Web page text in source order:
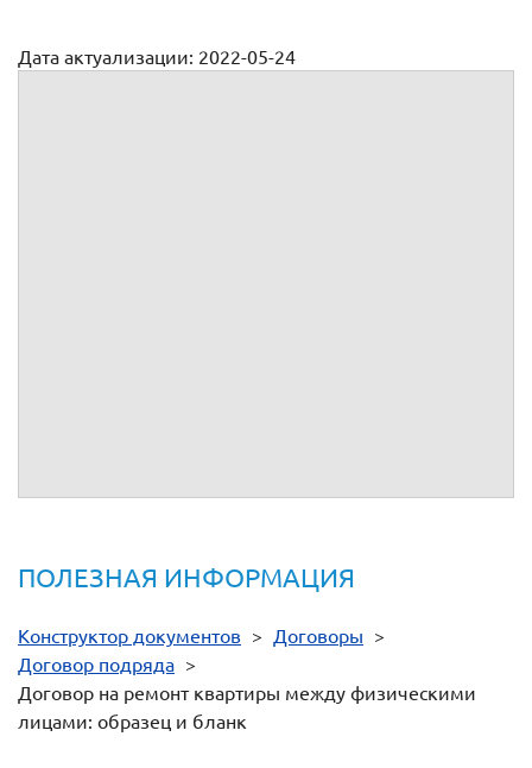
Дата актуализации: 2022-05-24
ПОЛЕЗНАЯ ИНФОРМАЦИЯ
Конструктор документов > Договоры >
Договор подряда >
Договор на ремонт квартиры между физическими
лицами: образец и бланк